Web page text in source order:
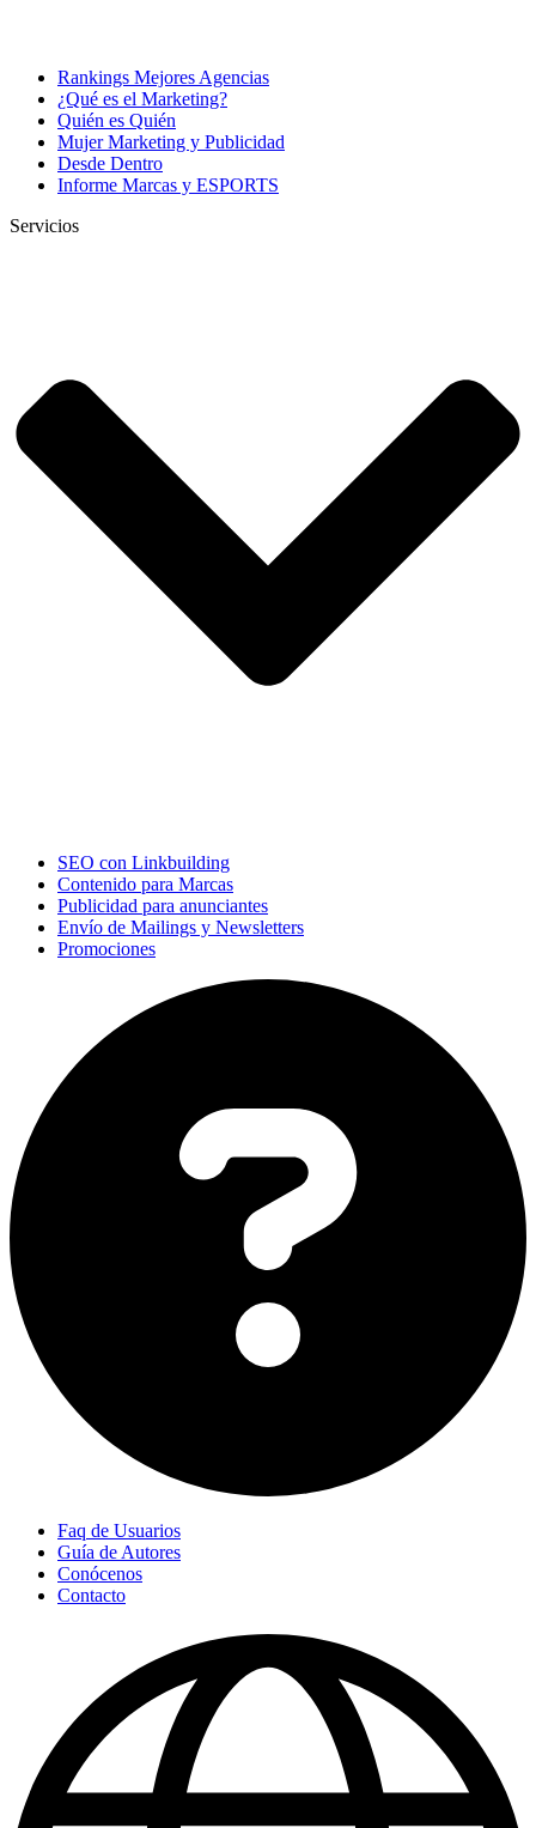
Rankings Mejores Agencias
¿Qué es el Marketing?
Quién es Quién
Mujer Marketing y Publicidad
Desde Dentro
Informe Marcas y ESPORTS
Servicios
SEO con Linkbuilding
Contenido para Marcas
Publicidad para anunciantes
Envío de Mailings y Newsletters
Promociones
Faq de Usuarios
Guía de Autores
Conócenos
Contacto